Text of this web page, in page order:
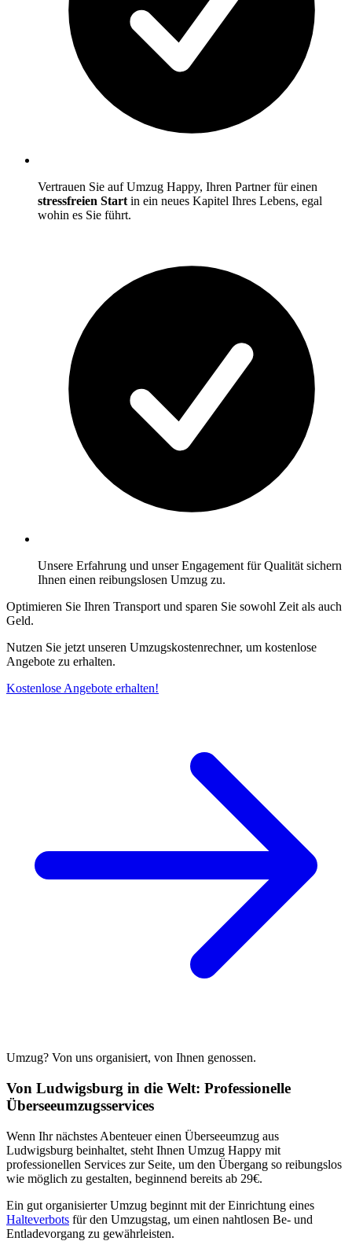
Vertrauen Sie auf Umzug Happy, Ihren Partner für einen
stressfreien Start in ein neues Kapitel Ihres Lebens, egal
wohin es Sie führt.
Unsere Erfahrung und unser Engagement für Qualität sichern
Ihnen einen reibungslosen Umzug zu.
Optimieren Sie Ihren Transport und sparen Sie sowohl Zeit als auch
Geld.
Nutzen Sie jetzt unseren Umzugskostenrechner, um kostenlose
Angebote zu erhalten.
Kostenlose Angebote erhalten!
Umzug? Von uns organisiert, von Ihnen genossen.
Von Ludwigsburg in die Welt: Professionelle
Überseeumzugsservices
Wenn Ihr nächstes Abenteuer einen Überseeumzug aus
Ludwigsburg beinhaltet, steht Ihnen Umzug Happy mit
professionellen Services zur Seite, um den Übergang so reibungslos
wie möglich zu gestalten, beginnend bereits ab 29€.
Ein gut organisierter Umzug beginnt mit der Einrichtung eines
Halteverbots für den Umzugstag, um einen nahtlosen Be- und
Entladevorgang zu gewährleisten.